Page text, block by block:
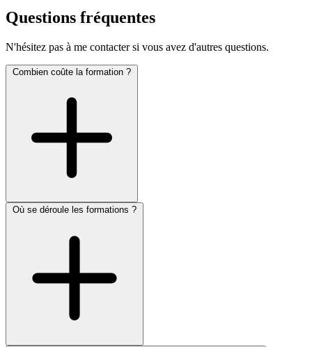
Questions fréquentes
N'hésitez pas à me contacter si vous avez d'autres questions.
Combien coûte la formation ?
Où se déroule les formations ?